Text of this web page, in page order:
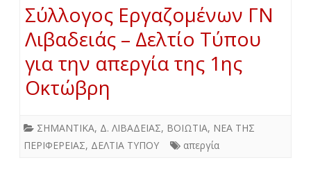
Σύλλογος Εργαζομένων ΓΝ
Λιβαδειάς – Δελτίο Τύπου
για την απεργία της 1ης
Οκτώβρη
ΣΗΜΑΝΤΙΚΑ, Δ. ΛΙΒΑΔΕΙΑΣ, ΒΟΙΩΤΙΑ, ΝΕΑ ΤΗΣ
ΠΕΡΙΦΕΡΕΙΑΣ, ΔΕΛΤΙΑ ΤΥΠΟΥ απεργία